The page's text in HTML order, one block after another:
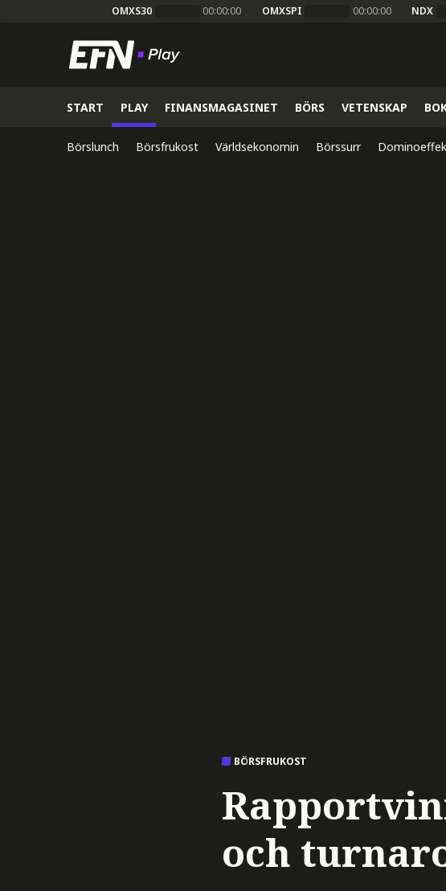
OMXS30 00:00:00 OMXSPI 00:00:00 NDX
START PLAY FINANSMAGASINET BÖRS VETENSKAP
Börslunch Börsfrukost Världsekonomin Börssurr
BÖRSFRUKOST
och